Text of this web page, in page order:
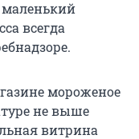
всегда
мороженое
не выше
витрина